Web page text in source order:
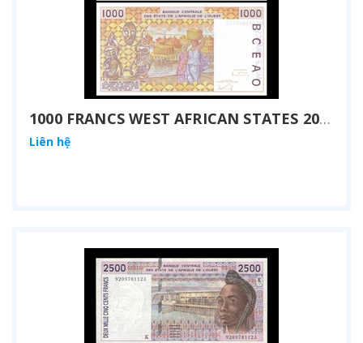
1000 FRANCS WEST AFRICAN STATES 2002
Liên hệ